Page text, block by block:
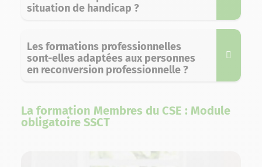
situation de handicap ?
Les formations professionnelles
sont-elles adaptées aux personnes
en reconversion professionnelle ?
La formation Membres du CSE : Module
obligatoire SSCT